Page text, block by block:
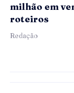
milhão em
roteiros
Redação